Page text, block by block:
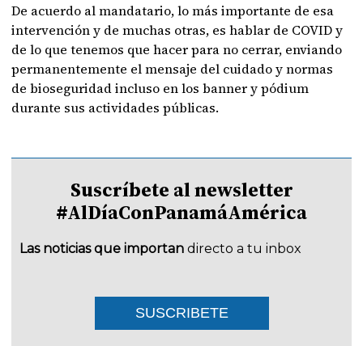
De acuerdo al mandatario, lo más importante de esa
intervención y de muchas otras, es hablar de COVID y
de lo que tenemos que hacer para no cerrar, enviando
permanentemente el mensaje del cuidado y normas
de bioseguridad incluso en los banner y pódium
durante sus actividades públicas.
Suscríbete al newsletter
#AlDíaConPanamáAmérica
Las noticias que importan directo a tu inbox
SUSCRIBETE